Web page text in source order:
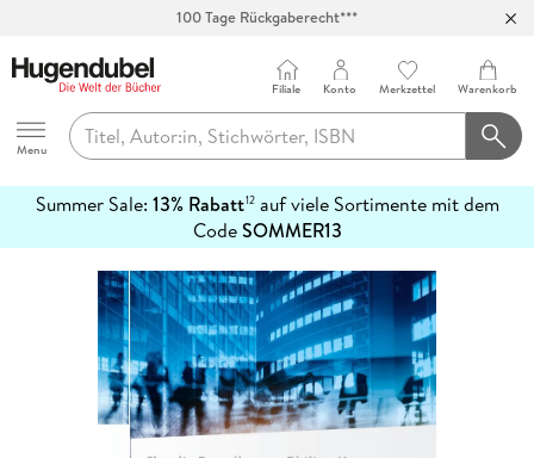
100 Tage Rückgaberecht***
Hugendubel
Menu
Filiale Konto Merkzettel Warenkorb
Summer Sale: 13% Rabatt12auf viele Sortimente mit dem
CodeSOMMER13
erfahren